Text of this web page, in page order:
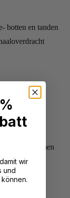
botten en tanden
te
wir
und